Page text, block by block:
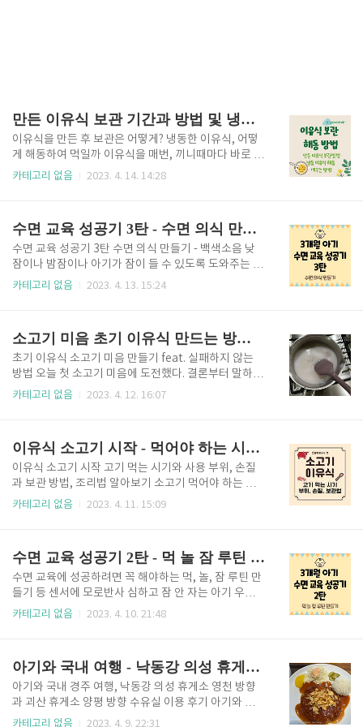
만든 이유식 보관 기간과 방법 및 냉동한 이유식 먹이는 방법, 해동, 데우는 방법
이유식을 만든 후 보관은 어떻게? 냉동한 이유식, 어떻
게 해동하여 먹일까 이유식을 매번, 끼니때마다 바로 만
들어서 먹이면 참 좋겠지만 육아하는 부모 입장에서는
는 데 시간이 더 오래 걸릴 수도 있습니다. 그래서 보통
새로운 재료를 첨가한 이유식을 3~4일 먹으면서 알레
르기 반응이 있는지 확인하기 때문에 3~4일 분량을 한
꺼번에 만든 다음, 냉동 보관하여 끼니때마다 해동하여
주기도 하죠. 중기 이유식, 후기 이유식으로 가면 오전
어 보관하는 방..
카테고리 없음 2023. 4. 14. 14:28
수면 교육 성공기 3탄 - 수면 의식 만들기, 백색소음 효과, 음량
수면 교육 성공기 3탄 수면 의식 만들기 - 백색소음 낮
잠이나 밤잠이나 아기가 잠이 들 수 있도록 도와주는 수
면 의식에 대해 알아보자. 수면 의식은 만들어 두면 장
면 의식은 본질적으로는 같은데 낮잠을 좀 더 간략하게
진행할 수도 있다. 나는 100일 이전까지는 밤잠 수면 의
식에 좀 더 시간을 투자했었고 그 이후에는 동일하게 진
행하고 있다. 수면 의식에 대해 살펴보기 전에 꼭 필요
한 준비물이 있다. 사실 '이것'만 있으면 수면 교육에 꽤
카테고리 없음 2023. 4. 13. 15:24
소고기 미음 초기 이유식 만드는 방법(실패하지 않는 법)
초기 이유식 소고기 미음 만들기 feat. 실패하지 않는
방법 오늘 첫 소고기 미음에 도전했다. 결론부터 말하자
면 대실패 할 뻔했고, 다행히 잘 마무리하여 성공적으로
나는 간편하게 쌀가루를 사용하고 있다. 불린 쌀을 사용
할 경우에는 불린 쌀 1g이 쌀가루의 약 2/3g(삼 분의
이)과 같다고 보면 된다. 물의 양은 쌀가루에 맞춰 준비
하면 되는데 쌀가루면 20배죽, 불린 쌀은 10배 죽으로
할 수 있다. 쌀미음과 찹쌀 미음을 먹은 결과, 20배죽은
카테고리 없음 2023. 4. 12. 16:07
이유식 소고기 시작 - 먹어야 하는 시기, 부위, 시기별 손질 및 보관법 조리법
이유식 소고기 시작 고기 먹는 시기와 사용 부위, 손질
과 보관 방법, 조리법 알아보기 소고기 먹어야 하는 시
기와 섭취해야 하는 이유 분유를 먹는 아기나 모유를 먹
류에서 시작하여 채소, 소고기 순서로 이유식을 먹었다
면 요즘에는 소고기에 대한 의학 자료에 따라 곡류 다음
에 소고기로 먼저 시작하는 방법을 따르고 있다. 소고기
를 통해 철분과 아연을 흡수하는데, 분유와 모유로는 아
기가 성장하는데 필요한 단백질, 철분과 아연을 충분히
섭취하여 두..
카테고리 없음 2023. 4. 11. 15:09
수면 교육 성공기 2탄 - 먹 놀 잠 루틴 만들기
수면 교육에 성공하려면 꼭 해야하는 먹, 놀, 잠 루틴 만
들기 등 센서에 모로반사 심하고 잠 안 자는 아기 우리
아기는 생후 3개월, 100일이 조금 안 된 시점에서 수면
고, 수유 콜도 아닌데 내려와서 아기 안아주라고 연락도
주시곤 했다. 조리원 퇴소할 때, 조리원 선생님들이 하
나같이 아마 잠 때문에 많이 힘들 거라고 걱정해주셨다.
생후 20일에 집에 와서 본격 육아를 실시하는데 새벽에
카테고리 없음 2023. 4. 10. 21:48
아기와 국내 여행 - 낙동강 의성 휴게소 영천 방향, 괴산 휴게소 상행 양평 방향 수유실 이용 후기
아기와 국내 경주 여행, 낙동강 의성 휴게소 영천 방향
과 괴산 휴게소 양평 방향 수유실 이용 후기 아기와 국
내 여행을 떠날 때 차로 한 시간 반 이상이 걸리는 곳이
카테고리 없음 2023. 4. 9. 22:31